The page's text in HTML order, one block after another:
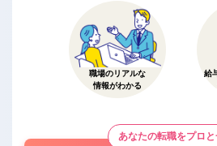
職場のリアルな
情報がわかる
給
あなたの転職をプロ